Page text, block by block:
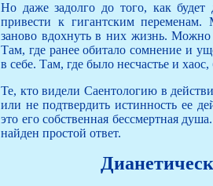
Но даже задолго до того, как будет
привести к гигантским
заново вдохнуть в них жизнь. Можно
Там, где ранее обитало сомнение и
в себе. Там, где было несчастье и хаос,
Те, кто видели Саентологию в
или не подтвердить истинность ее
это его собственная бессмертная
найден простой ответ.